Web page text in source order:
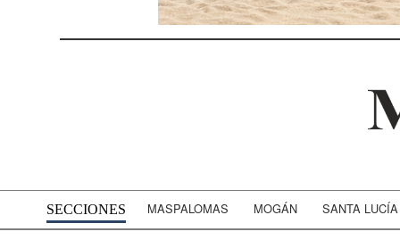
SECCIONES MASPALOMAS MOGÁN SANTA LUCÍA